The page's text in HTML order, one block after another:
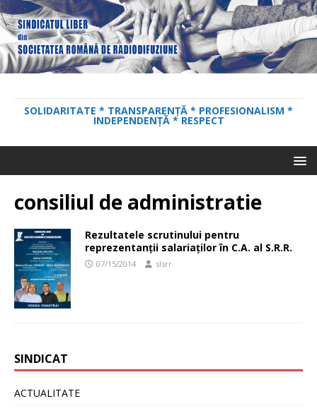
SOLIDARITATE * TRANSPARENȚĂ * PROFESIONALISM *
INDEPENDENȚĂ * RESPECT
consiliul de administratie
Rezultatele scrutinului pentru
reprezentanţii salariaţilor în C.A. al S.R.R.
07/15/2014 slsrr
SINDICAT
ACTUALITATE